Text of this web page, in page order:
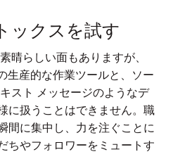
ックスを試す
晴らしい面もありますが、
生産的な作業ツールと、ソー
スト メッセージのようなデ
に扱うことはできません。職
間に集中し、力を注ぐことに
ちやフォロワーをミュートす